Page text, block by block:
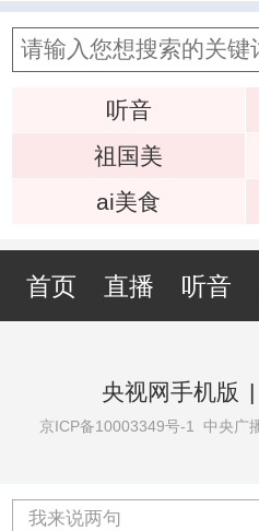
听音
祖国美
ai美食
首页 直播 听音
央视网手机版 |
京ICP备10003349号-1 中央广
我来说两句